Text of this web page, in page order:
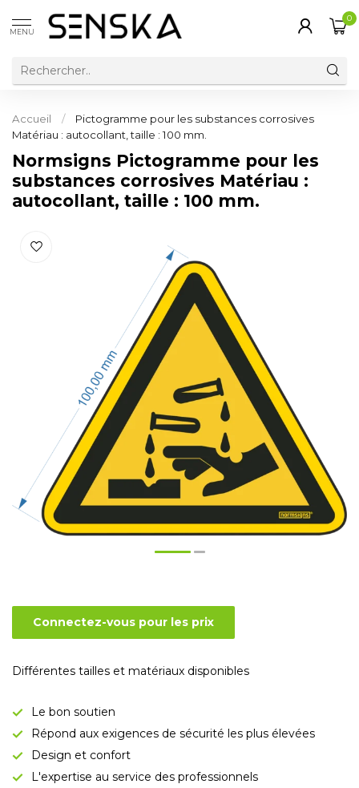
MENU
0
Accueil /
Pictogramme pour les substances corrosives
Matériau : autocollant, taille : 100 mm.
Normsigns Pictogramme pour les
substances corrosives Matériau :
autocollant, taille : 100 mm.
Connectez-vous pour les prix
Différentes tailles et matériaux disponibles
Le bon soutien
Répond aux exigences de sécurité les plus élevées
Design et confort
L'expertise au service des professionnels